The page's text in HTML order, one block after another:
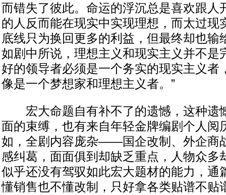
而错失了彼此。命运的浮沉总是喜欢跟人
的人反而能在现实中实现理想，而太过现
底线只为换回更多的利益，但最终却也输
如剧中所说，理想主义和现实主义并不是
好的领导者必须是一个务实的现实主义者
像是一个梦想家和理想主义者。”
宏大命题自有补不了的遗憾，这种遗
面的束缚，也有来自年轻金牌编剧个人阅
如，全剧内容庞杂——国企改制、外企商
感纠葛，面面俱到却缺乏重点，人物众多
似乎还没有驾驭如此宏大题材的能力，通
懂销售也不懂改制，只好拿各类贴谱不贴